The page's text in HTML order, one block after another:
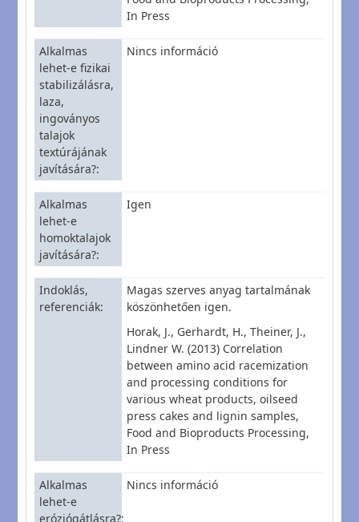
In Press
Alkalmas
lehet-e fizikai
stabilizálásra,
laza,
ingoványos
talajok
textúrájának
javítására?
Nincs információ
Alkalmas
lehet-e
homoktalajok
javítására?
Igen
Indoklás,
referenciák
Magas szerves anyag tartalmának
köszönhetően igen.
Horak, J., Gerhardt, H., Theiner, J.,
Lindner W. (2013) Correlation
between amino acid racemization
and processing conditions for
various wheat products, oilseed
press cakes and lignin samples,
Food and Bioproducts Processing,
In Press
Alkalmas
lehet-e
eróziógátlásra?
Nincs információ